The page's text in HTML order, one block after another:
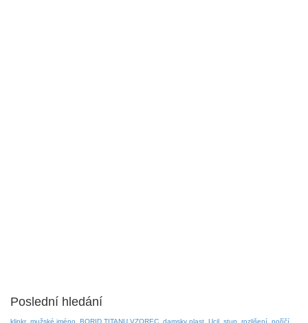
Poslední hledání
klinkr mužské jméno BORID TITANU VZOREC damsky plast Ucil stup rozlišení poříčí